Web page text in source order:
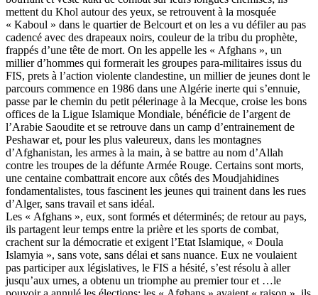
mettent du Khol autour des yeux, se retrouvent à la mosquée
« Kaboul » dans le quartier de Belcourt et on les a vu défiler au pas
cadencé avec des drapeaux noirs, couleur de la tribu du prophète,
frappés d’une tête de mort. On les appelle les « Afghans », un
millier d’hommes qui formerait les groupes para-militaires issus du
FIS, prets à l’action violente clandestine, un millier de jeunes dont le
parcours commence en 1986 dans une Algérie inerte qui s’ennuie,
passe par le chemin du petit pélerinage à la Mecque, croise les bons
offices de la Ligue Islamique Mondiale, bénéficie de l’argent de
l’Arabie Saoudite et se retrouve dans un camp d’entrainement de
Peshawar et, pour les plus valeureux, dans les montagnes
d’Afghanistan, les armes à la main, à se battre au nom d’Allah
contre les troupes de la défunte Armée Rouge. Certains sont morts,
une centaine combattrait encore aux côtés des Moudjahidines
fondamentalistes, tous fascinent les jeunes qui trainent dans les rues
d’Alger, sans travail et sans idéal.
Les « Afghans », eux, sont formés et déterminés; de retour au pays,
ils partagent leur temps entre la prière et les sports de combat,
crachent sur la démocratie et exigent l’Etat Islamique, « Doula
Islamyia », sans vote, sans délai et sans nuance. Eux ne voulaient
pas participer aux législatives, le FIS a hésité, s’est résolu à aller
jusqu’aux urnes, a obtenu un triomphe au premier tour et …le